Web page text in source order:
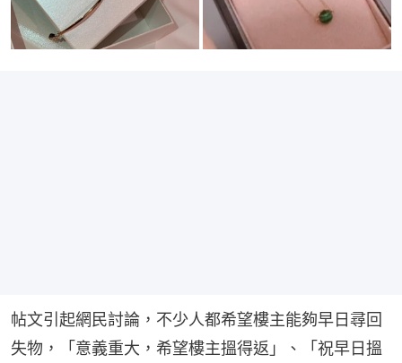
帖文引起網民討論，不少人都希望樓主能夠早日尋回
失物，「意義重大，希望樓主搵得返」、「祝早日搵